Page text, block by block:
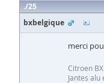
25
bxbelgique
merci
Citroen BX
Jantes alu